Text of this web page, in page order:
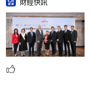
財經快訊